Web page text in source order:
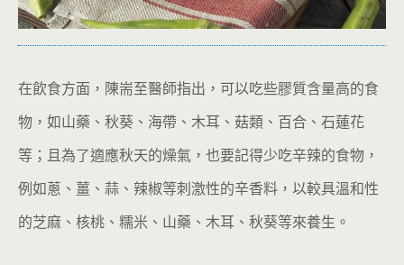
在飲食方面，陳耑至醫師指出，可以吃些膠質含量高的食
物，如山藥、秋葵、海帶、木耳、菇類、百合、石蓮花
等；且為了適應秋天的燥氣，也要記得少吃辛辣的食物，
例如蔥、薑、蒜、辣椒等刺激性的辛香料，以較具溫和性
的芝麻、核桃、糯米、山藥、木耳、秋葵等來養生。